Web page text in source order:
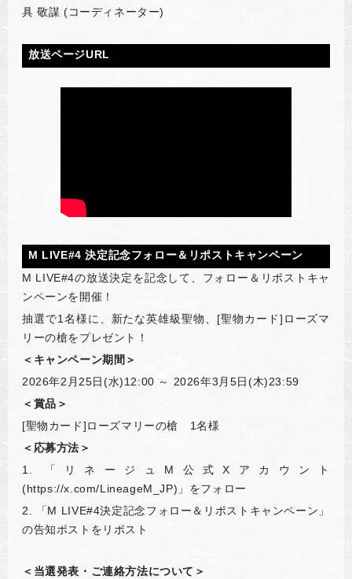
具 敬謀 (コーディネーター)
放送ページURL
M LIVE#4決定記念フォロー＆リポストキャンペーン
M LIVE#4の放送決定を記念して、フォロー＆リポストキャ
ンペーンを開催！
抽選で1名様に、新たな英雄級聖物、[聖物カード]ローズマ
リーの槍をプレゼント！
＜キャンペーン期間＞
2026年2月25日(水)12:00 ～ 2026年3月5日(木)23:59
＜賞品＞
[聖物カード]ローズマリーの槍 1名様
＜応募方法＞
1.
「リネージュM公式Xアカウント
(https://x.com/LineageM_JP)」をフォロー
2.
「M LIVE#4決定記念フォロー＆リポストキャンペーン」
の告知ポストをリポスト
＜当選発表・ご連絡方法について＞